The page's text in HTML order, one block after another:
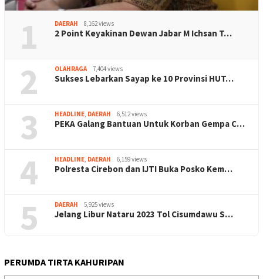
1 DAERAH 8,162 views
2 Point Keyakinan Dewan Jabar M Ichsan T…
2 OLAHRAGA 7,404 views
Sukses Lebarkan Sayap ke 10 Provinsi HUT…
3 HEADLINE, DAERAH 6,512 views
PEKA Galang Bantuan Untuk Korban Gempa C…
4 HEADLINE, DAERAH 6,159 views
Polresta Cirebon dan IJTI Buka Posko Kem…
5 DAERAH 5,925 views
Jelang Libur Nataru 2023 Tol Cisumdawu S…
PERUMDA TIRTA KAHURIPAN